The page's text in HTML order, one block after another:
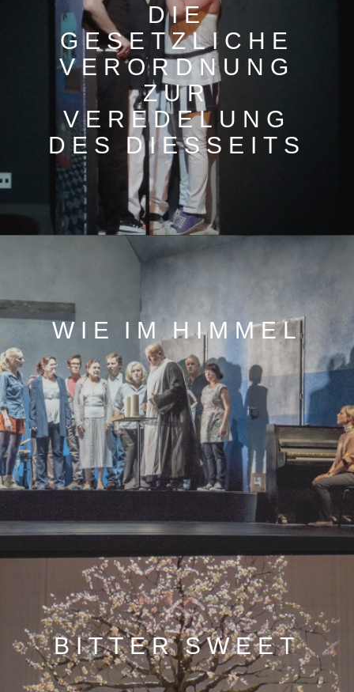
DIE
GESETZLICHE
VERORDNUNG
ZUR
VEREDELUNG
DES DIESSEITS
WIE IM HIMMEL
BITTER SWEET